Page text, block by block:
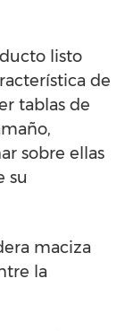
listo
de
tablas de
sobre ellas
su
maciza
la